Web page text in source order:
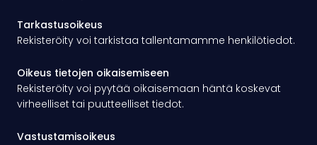
Tarkastusoikeus
Rekisteröity voi tarkistaa tallentamamme henkilötiedot.
Oikeus tietojen oikaisemiseen
Rekisteröity voi pyytää oikaisemaan häntä koskevat
virheelliset tai puutteelliset tiedot.
Vastustamisoikeus